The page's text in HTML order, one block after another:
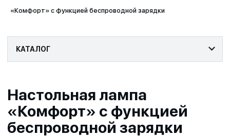
«Комфорт» с функцией беспроводной зарядки
КАТАЛОГ
Настольная лампа
«Комфорт» с функцией
беспроводной зарядки